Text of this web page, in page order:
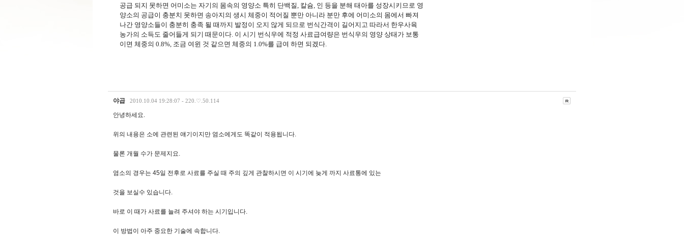
공급 되지 못하면 어미소는 자기의 몸속의 영양소 특히 단백질, 칼슘, 인 등을 분해 태아를 성장시키므로 영
양소의 공급이 충분치 못하면 송아지의 생시 체중이 적어질 뿐만 아니라 분만 후에 어미소의 몸에서 빠져
나간 영양소들이 충분히 충족 될 때까지 발정이 오지 않게 되므로 번식간격이 길어지고 따라서 한우사육
농가의 소득도 줄어들게 되기 때문이다. 이 시기 번식우에 적정 사료급여량은 번식우의 영양 상태가 보통
이면 체중의 0.8%, 조금 여윈 것 같으면 체중의 1.0%를 급여 하면 되겠다.
야곱 2010.10.04 19:28:07 - 220.♡.50.114
안녕하세요.
위의 내용은 소에 관련된 얘기이지만 염소에게도 똑같이 적용됩니다.
물론 개월 수가 문제지요.
염소의 경우는 45일 전후로 사료를 주실 때 주의 깊게 관찰하시면 이 시기에 늦게 까지 사료통에 있는
것을 보실수 있습니다.
바로 이 때가 사료를 늘려 주셔야 하는 시기입니다.
이 방법이 아주 중요한 기술에 속합니다.